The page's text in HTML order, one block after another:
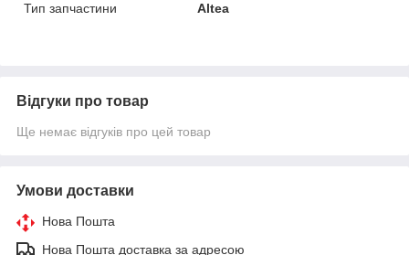
Тип запчастини
Altea
Відгуки про товар
Ще немає відгуків про цей товар
Умови доставки
Нова Пошта
Нова Пошта доставка за адресою